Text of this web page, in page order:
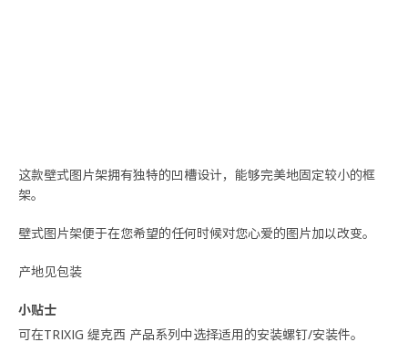
这款壁式图片架拥有独特的凹槽设计，能够完美地固定较小的框
架。
壁式图片架便于在您希望的任何时候对您心爱的图片加以改变。
产地见包装
小贴士
可在TRIXIG 缇克西 产品系列中选择适用的安装螺钉/安装件。